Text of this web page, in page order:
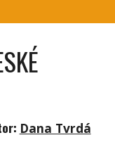
Dana Tvrdá